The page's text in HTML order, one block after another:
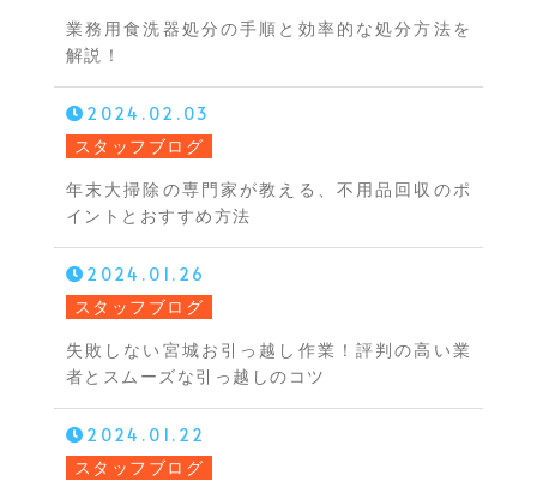
業務用食洗器処分の手順と効率的な処分方法を
解説！
2024.02.03
スタッフブログ
年末大掃除の専門家が教える、不用品回収のポ
イントとおすすめ方法
2024.01.26
スタッフブログ
失敗しない宮城お引っ越し作業！評判の高い業
者とスムーズな引っ越しのコツ
2024.01.22
スタッフブログ